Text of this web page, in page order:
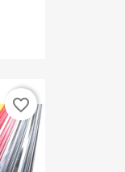
favorite_border